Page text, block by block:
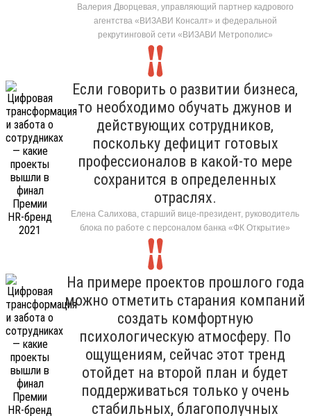
Валерия Дворцевая, управляющий партнер кадрового
агентства «ВИЗАВИ Консалт» и федеральной
рекрутинговой сети «ВИЗАВИ Метрополис»
Если говорить о развитии бизнеса,
то необходимо обучать джунов и
действующих сотрудников,
поскольку дефицит готовых
профессионалов в какой-то мере
сохранится в определенных
отраслях.
Елена Салихова, старший вице-президент, руководитель
блока по работе с персоналом банка «ФК Открытие»
На примере проектов прошлого года
можно отметить старания компаний
создать комфортную
психологическую атмосферу. По
ощущениям, сейчас этот тренд
отойдет на второй план и будет
поддерживаться только у очень
стабильных, благополучных